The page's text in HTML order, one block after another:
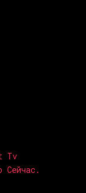
Tv
Сейчас.